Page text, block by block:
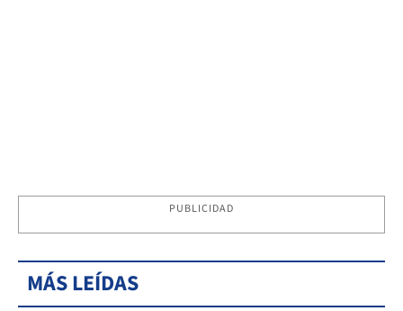
PUBLICIDAD
MÁS LEÍDAS